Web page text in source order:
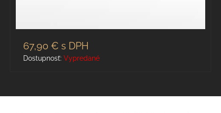
67,90 € s DPH
Dostupnosť: Vypredané